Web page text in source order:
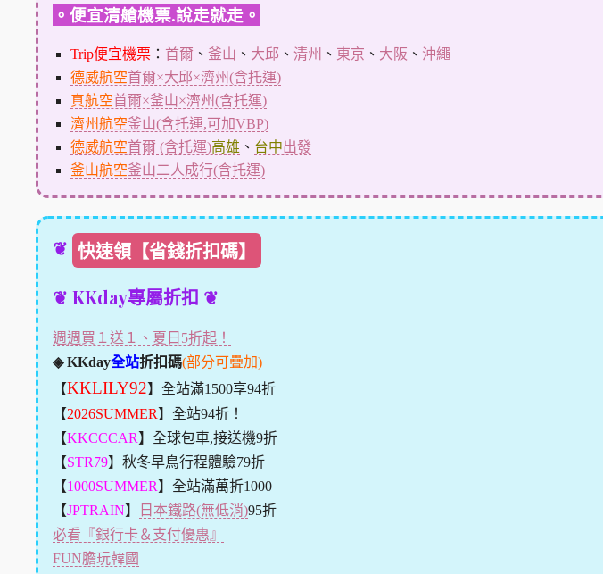
。便宜清艙機票.說走就走。
Trip便宜機票： 首爾 、 釜山 、 大邱 、 清州 、 東京 、 大阪 、 沖繩
德威航空首爾×大邱×濟州(含托運)
真航空首爾×釜山×濟州(含托運)
濟州航空釜山(含托運,可加VBP)
德威航空首爾 (含托運)高雄 、 台中出發
釜山航空釜山二人成行(含托運)
❦ 快速領【省錢折扣碼】
❦ KKday專屬折扣 ❦
週週買１送１、夏日5折起！
◈ KKday全站折扣碼(部分可疊加)
【KKLILY92】全站滿1500享94折
【2026SUMMER】全站94折！
【KKCCCAR】全球包車,接送機9折
【STR79】秋冬早鳥行程體驗79折
【1000SUMMER】全站滿萬折1000
【JPTRAIN】 日本鐵路(無低消)95折
必看『銀行卡＆支付優惠』
FUN膽玩韓國